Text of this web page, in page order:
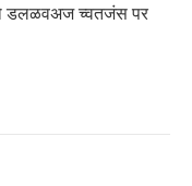
डलळवअज च्वतजंस पर